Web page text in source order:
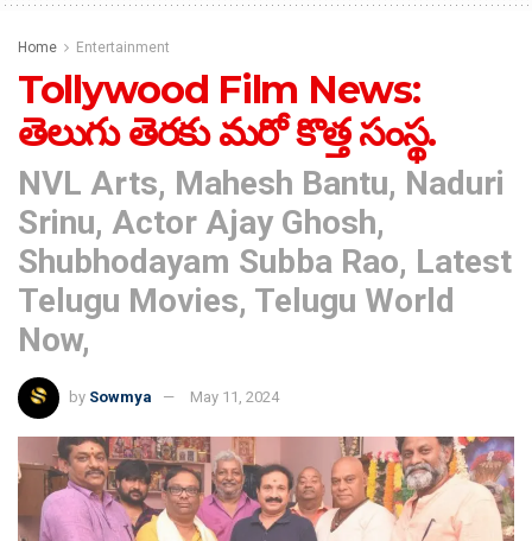
Home Entertainment
Tollywood Film News:
తెలుగు తెరకు మరో కొత్త సంస్థ.
NVL Arts, Mahesh Bantu, Naduri
Srinu, Actor Ajay Ghosh,
Shubhodayam Subba Rao, Latest
Telugu Movies, Telugu World
Now,
by Sowmya May 11, 2024